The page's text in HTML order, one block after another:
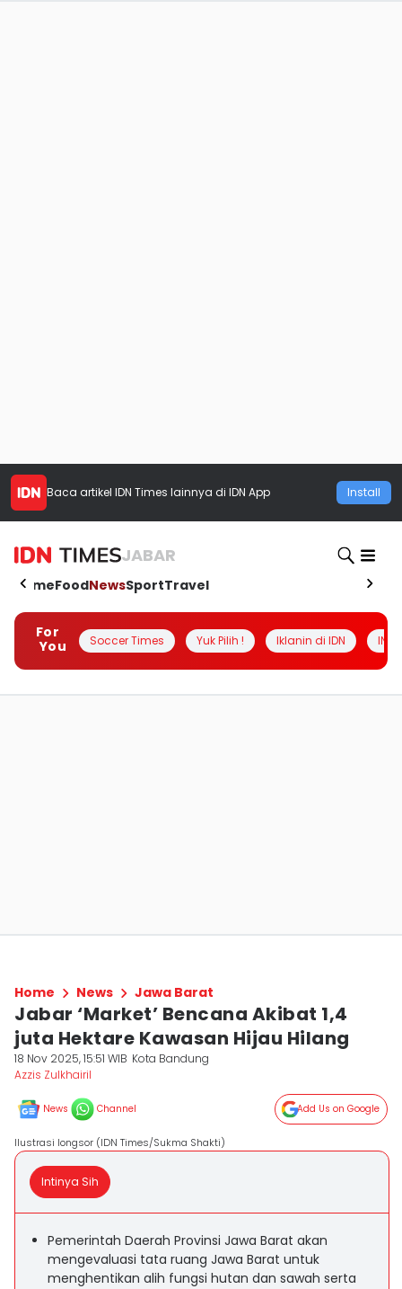
Baca artikel IDN Times lainnya di IDN App Install
JABAR
HomeFoodNewsSportTravel
For
You
Soccer Times Yuk Pilih ! Iklanin di IDN
Home News Jawa Barat
Jabar ‘Market’ Bencana Akibat 1,4
juta Hektare Kawasan Hijau Hilang
18 Nov 2025, 15:51 WIB Kota Bandung
Azzis Zulkhairil
News Channel Add Us on Google
Ilustrasi longsor (IDN Times/Sukma Shakti)
Intinya Sih
Pemerintah Daerah Provinsi Jawa Barat akan
mengevaluasi tata ruang Jawa Barat untuk
menghentikan alih fungsi hutan dan sawah serta